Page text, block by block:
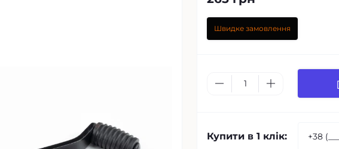
Швидке замовлення
Купити в 1 клік: